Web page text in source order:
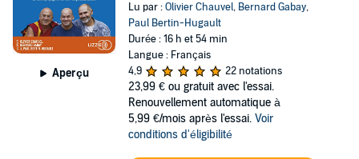
Aperçu
Lu par :Olivier Chauvel, Bernard Gabay,
Paul Bertin-Hugault
Durée : 16 h et 54 min
Langue : Français
4,9
22 notations
23,99 € ou gratuit avec l'essai.
Renouvellement automatique à
5,99 €/mois après l'essai. Voir
conditions d'éligibilité